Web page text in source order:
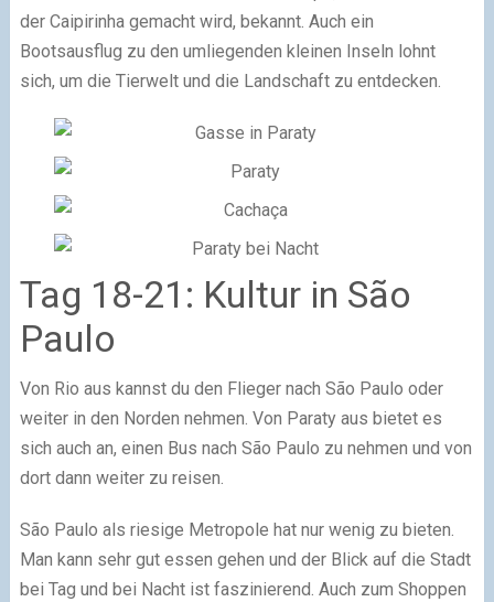
der Caipirinha gemacht wird, bekannt. Auch ein
Bootsausflug zu den umliegenden kleinen Inseln lohnt
sich, um die Tierwelt und die Landschaft zu entdecken.
Tag 18-21: Kultur in São
Paulo
Von Rio aus kannst du den Flieger nach São Paulo oder
weiter in den Norden nehmen. Von Paraty aus bietet es
sich auch an, einen Bus nach São Paulo zu nehmen und von
dort dann weiter zu reisen.
São Paulo als riesige Metropole hat nur wenig zu bieten.
Man kann sehr gut essen gehen und der Blick auf die Stadt
bei Tag und bei Nacht ist faszinierend. Auch zum Shoppen